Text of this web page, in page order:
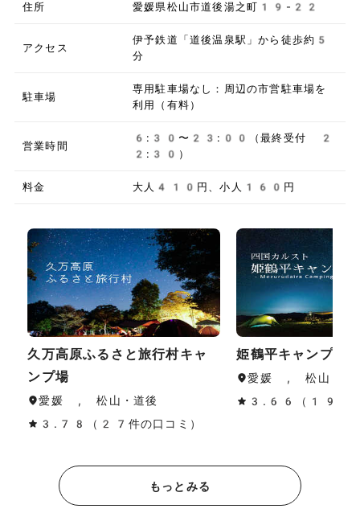
住所 愛媛県松山市道後湯之町19-22
アクセス
伊予鉄道「道後温泉駅」から徒歩約5
分
駐車場
専用駐車場なし：周辺の市営駐車場を
利用（有料）
営業時間
6:30〜23:00（最終受付 2
2:30）
料金 大人410円、小人160円
久万高原ふるさと旅行村キャ
ンプ場
愛媛 , 松山・道後
3.78（27件の口コミ）
姫鶴平キャンプ場
愛媛 , 松山・道
3.66（19件の
もっとみる